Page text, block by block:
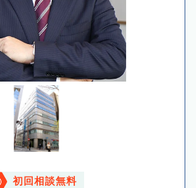
初回相談無料